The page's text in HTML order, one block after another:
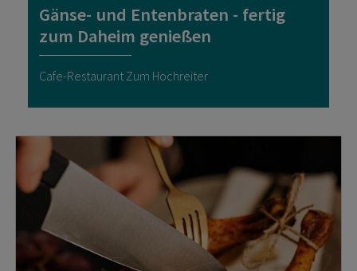
Gänse- und Entenbraten - fertig
zum Daheim genießen
Cafe-Restaurant Zum Hochreiter